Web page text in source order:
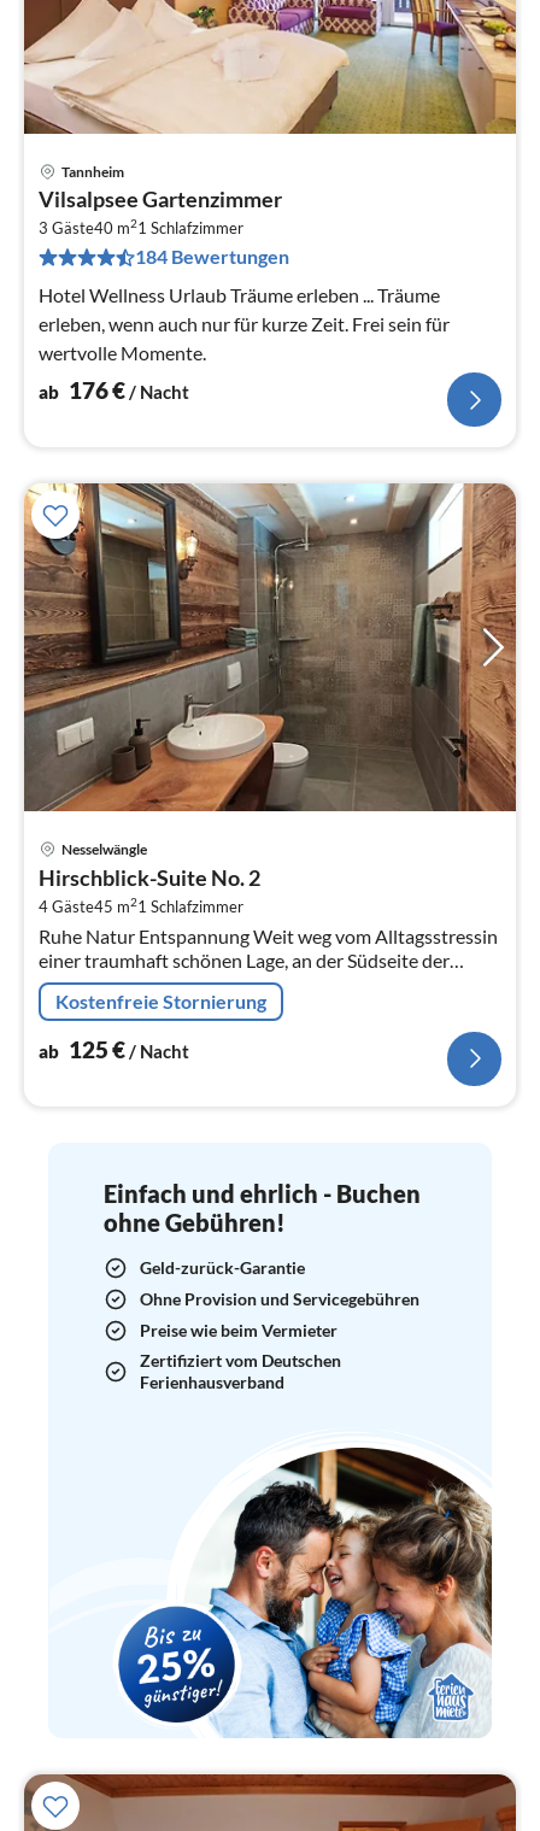
Tannheim
Vilsalpsee Gartenzimmer
3 Gäste40 m21 Schlafzimmer
184 Bewertungen
Hotel Wellness Urlaub Träume erleben ... Träume
erleben, wenn auch nur für kurze Zeit. Frei sein für
wertvolle Momente.
ab 176€/ Nacht
Nesselwängle
Hirschblick-Suite No. 2
4 Gäste45 m21 Schlafzimmer
Ruhe Natur Entspannung Weit weg vom Alltagsstressin
einer traumhaft schönen Lage, an der Südseite der
Krinnenspitze, laden die Bergfee Natur Appartements
zum Erholen und...
Kostenfreie Stornierung
ab 125€/ Nacht
Einfach und ehrlich - Buchen
ohne Gebühren!
Geld-zurück-Garantie
Ohne Provision und Servicegebühren
Preise wie beim Vermieter
Zertifiziert vom Deutschen
Ferienhausverband